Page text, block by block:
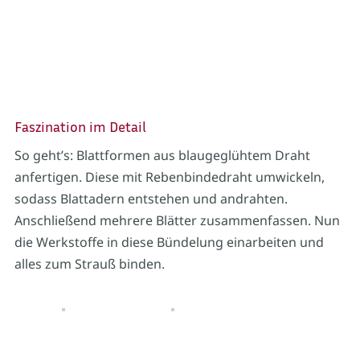
Faszination im Detail
So geht’s: Blattformen aus blaugeglühtem Draht
anfertigen. Diese mit Rebenbindedraht umwickeln,
sodass Blattadern entstehen und andrahten.
Anschließend mehrere Blätter zusammenfassen. Nun
die Werkstoffe in diese Bündelung einarbeiten und
alles zum Strauß binden.